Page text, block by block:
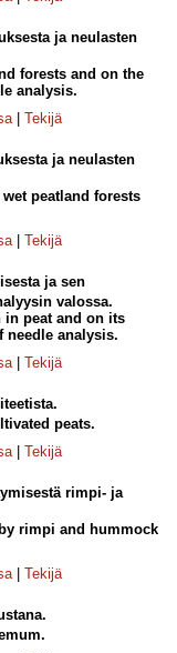
ja neulasten
forests and on the
analysis.
| Tekijä
ja neulasten
peatland forests
| Tekijä
ja sen
valossa.
peat and on its
needle analysis.
| Tekijä
peats.
| Tekijä
rimpi- ja
rimpi and hummock
| Tekijä